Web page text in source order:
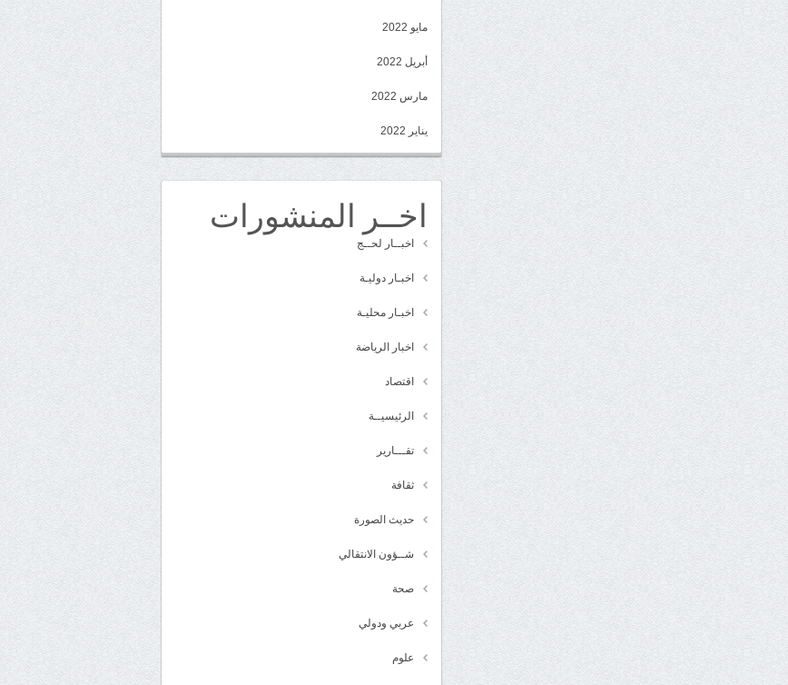
مايو 2022
أبريل 2022
مارس 2022
يناير 2022
اخــر المنشورات
اخبــار لحــج
اخبـار دوليـة
اخبـار محليـة
اخبار الرياضة
اقتصاد
الرئيسيــة
تقـــارير
ثقافة
حديث الصورة
شــؤون الانتقالي
صحة
عربي ودولي
علوم